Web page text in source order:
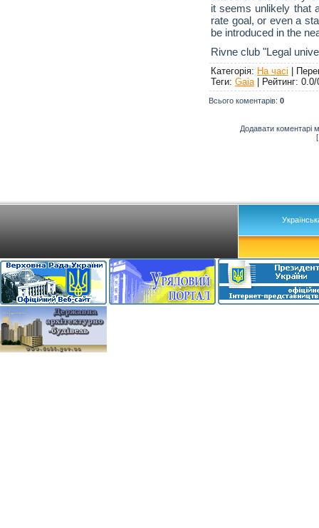
it seems unlikely that
rate goal, or even a
be introduced in the
Rivne club "Legal
Категорія: На часі |
Теги: Gaia | Рейтинг: 0.0/
Всього коментарів: 0
Додавати коментарі